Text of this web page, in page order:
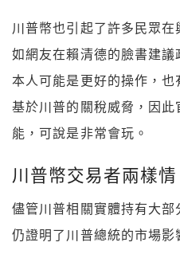
川普幣也引起了許多民眾在
如網友在賴清德的臉書建
本人可能是更好的操作，
基於川普的關稅威脅，因
能，可說是非常會玩。
川普幣交易者兩樣情
儘管川普相關實體持有大
仍證明了川普總統的市場影